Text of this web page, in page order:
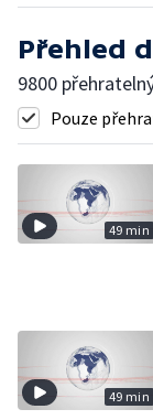
Přehled
9800
Pouze
49 min
49 min